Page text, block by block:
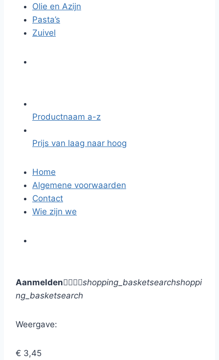
Olie en Azijn
Pasta’s
Zuivel
Productnaam a-z
Prijs van laag naar hoog
Home
Algemene voorwaarden
Contact
Wie zijn we
Aanmeldenshopping_basketsearchshoppi
ng_basketsearch
Weergave:
€ 3,45